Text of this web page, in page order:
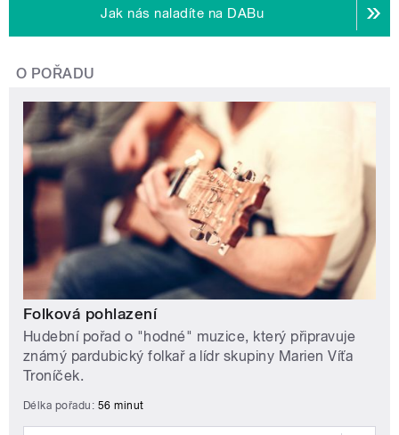
Jak nás naladíte na DABu
O POŘADU
Folková pohlazení
Hudební pořad o "hodné" muzice, který připravuje
známý pardubický folkař a lídr skupiny Marien Víťa
Troníček.
Délka pořadu: 56 minut